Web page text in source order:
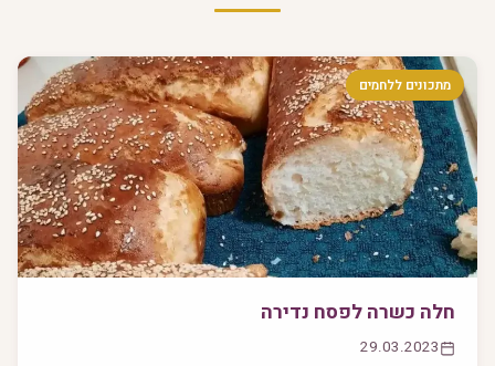
מתכונים ללחמים
חלה כשרה לפסח נדירה
29.03.2023